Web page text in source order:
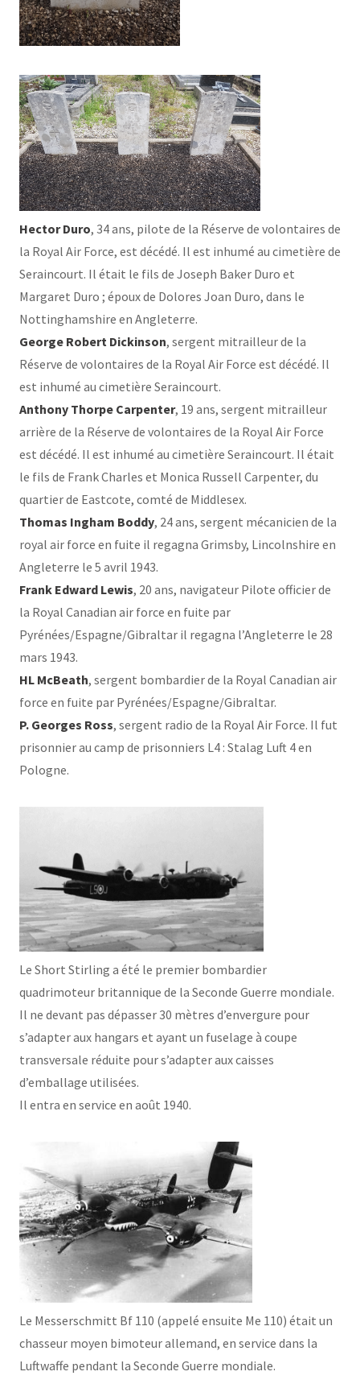
Hector Duro, 34 ans, pilote de la Réserve de volontaires de
la Royal Air Force, est décédé. Il est inhumé au cimetière de
Seraincourt. Il était le fils de Joseph Baker Duro et
Margaret Duro ; époux de Dolores Joan Duro, dans le
Nottinghamshire en Angleterre.
George Robert Dickinson, sergent mitrailleur de la
Réserve de volontaires de la Royal Air Force est décédé. Il
est inhumé au cimetière Seraincourt.
Anthony Thorpe Carpenter, 19 ans, sergent mitrailleur
arrière de la Réserve de volontaires de la Royal Air Force
est décédé. Il est inhumé au cimetière Seraincourt. Il était
le fils de Frank Charles et Monica Russell Carpenter, du
quartier de Eastcote, comté de Middlesex.
Thomas Ingham Boddy, 24 ans, sergent mécanicien de la
royal air force en fuite il regagna Grimsby, Lincolnshire en
Angleterre le 5 avril 1943.
Frank Edward Lewis, 20 ans, navigateur Pilote officier de
la Royal Canadian air force en fuite par
Pyrénées/Espagne/Gibraltar il regagna l’Angleterre le 28
mars 1943.
HL McBeath, sergent bombardier de la Royal Canadian air
force en fuite par Pyrénées/Espagne/Gibraltar.
P. Georges Ross, sergent radio de la Royal Air Force. Il fut
prisonnier au camp de prisonniers L4 : Stalag Luft 4 en
Pologne.
Le Short Stirling a été le premier bombardier
quadrimoteur britannique de la Seconde Guerre mondiale.
Il ne devant pas dépasser 30 mètres d’envergure pour
s’adapter aux hangars et ayant un fuselage à coupe
transversale réduite pour s’adapter aux caisses
d’emballage utilisées.
Il entra en service en août 1940.
Le Messerschmitt Bf 110 (appelé ensuite Me 110) était un
chasseur moyen bimoteur allemand, en service dans la
Luftwaffe pendant la Seconde Guerre mondiale.